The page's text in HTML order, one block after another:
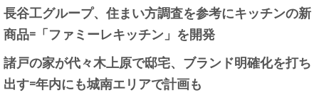
長谷工グループ、住まい方調査を参考にキッチンの新
商品=「ファミーレキッチン」を開発
諸戸の家が代々木上原で邸宅、ブランド明確化を打ち
出す=年内にも城南エリアで計画も